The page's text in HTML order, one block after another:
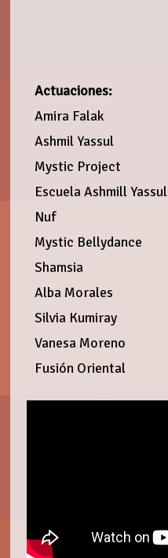
Actuaciones:
Amira Falak
Ashmil Yassul
Mystic Project
Escuela Ashmill Yassul
Nuf
Mystic Bellydance
Shamsia
Alba Morales
Silvia Kumiray
Vanesa Moreno
Fusión Oriental